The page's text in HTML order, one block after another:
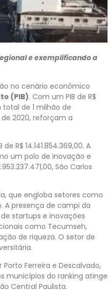
e exemplificando a
no cenário econômico
(PIB). Com um PIB de R$
de 1 milhão de
2020, reforçam a
R$ 14.141.854.369,00. A
um polo de inovação e
São Carlos
que engloba setores como
A presença de campi da
startups e inovações
como Tecumseh,
de riqueza. O setor de
Ferreira e Descalvado,
municípios do ranking atinge
Central Paulista.